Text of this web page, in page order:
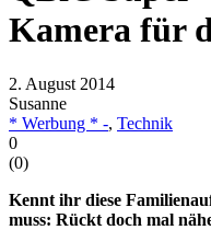
Kamera für
2. August 2014
Susanne
* Werbung * -, Technik
0
(0)
Kennt ihr diese
muss: Rückt doch mal